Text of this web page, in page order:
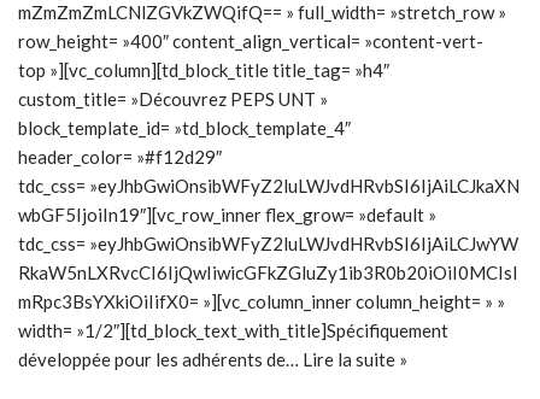
mZmZmZmLCNlZGVkZWQifQ== » full_width= »stretch_row »
row_height= »400″ content_align_vertical= »content-vert-
top »][vc_column][td_block_title title_tag= »h4″
custom_title= »Découvrez PEPS UNT »
block_template_id= »td_block_template_4″
header_color= »#f12d29″
tdc_css= »eyJhbGwiOnsibWFyZ2luLWJvdHRvbSI6IjAiLCJkaXN
wbGF5IjoiIn19″][vc_row_inner flex_grow= »default »
tdc_css= »eyJhbGwiOnsibWFyZ2luLWJvdHRvbSI6IjAiLCJwYW
RkaW5nLXRvcCI6IjQwIiwicGFkZGluZy1ib3R0b20iOiI0MCIsI
mRpc3BsYXkiOiIifX0= »][vc_column_inner column_height= » »
width= »1/2″][td_block_text_with_title]Spécifiquement
développée pour les adhérents de… Lire la suite »